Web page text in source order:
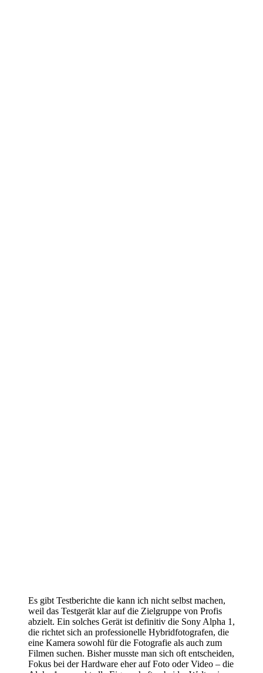
Es gibt Testberichte die kann ich nicht selbst machen,
weil das Testgerät klar auf die Zielgruppe von Profis
abzielt. Ein solches Gerät ist definitiv die Sony Alpha 1,
die richtet sich an professionelle Hybridfotografen, die
eine Kamera sowohl für die Fotografie als auch zum
Filmen suchen. Bisher musste man sich oft entscheiden,
Fokus bei der Hardware eher auf Foto oder Video – die